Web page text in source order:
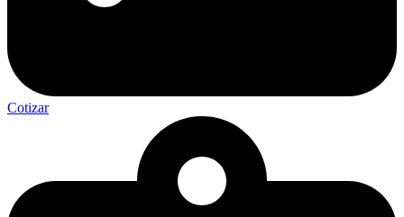
Cotizar